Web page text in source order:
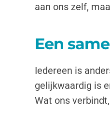
aan ons zelf,
Een
Iedereen is
gelijkwaardig is
Wat ons